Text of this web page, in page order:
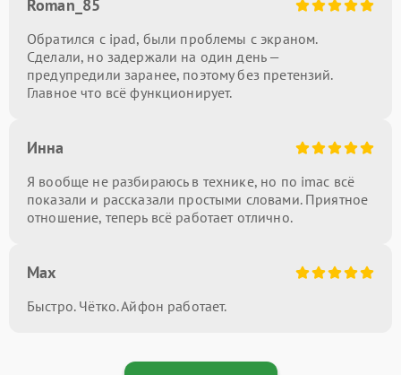
Roman_85
Обратился с ipad, были проблемы с экраном.
Сделали, но задержали на один день —
предупредили заранее, поэтому без претензий.
Главное что всё функционирует.
Инна
Я вообще не разбираюсь в технике, но по imac всё
показали и рассказали простыми словами. Приятное
отношение, теперь всё работает отлично.
Max
Быстро. Чётко. Айфон работает.